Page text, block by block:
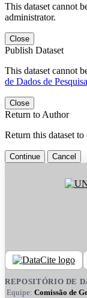
This dataset cannot
administrator.
Close
Publish Dataset
This dataset cannot
de Dados de
Close
Return to Author
Return this dataset
Continue Cancel
REPOSITÓRIO DE
Equipe: Comissão de